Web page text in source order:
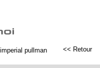
pullman << Retour